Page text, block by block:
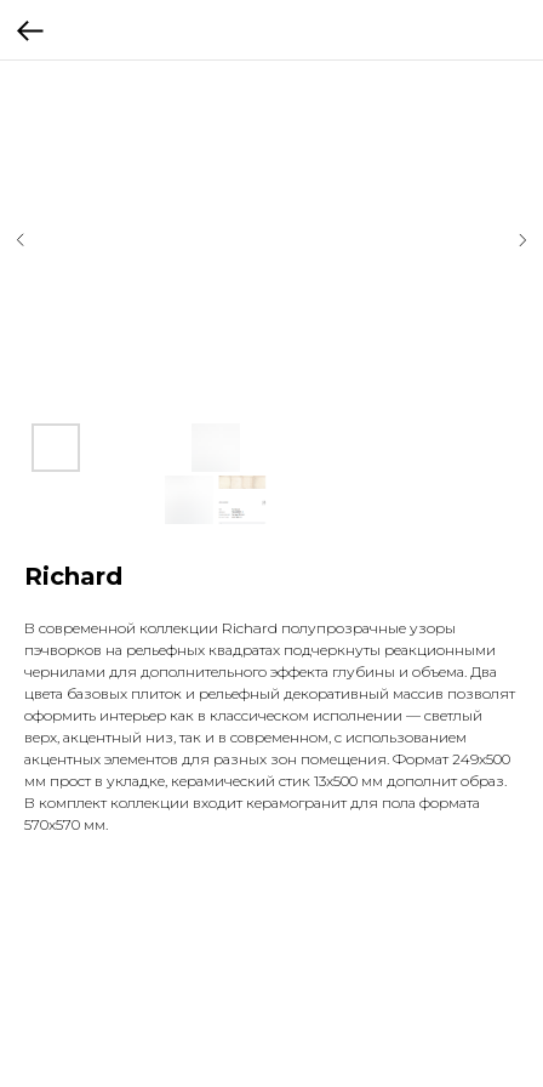
Richard
В современной коллекции Richard полупрозрачные узоры
пэчворков на рельефных квадратах подчеркнуты реакционными
чернилами для дополнительного эффекта глубины и объема. Два
цвета базовых плиток и рельефный декоративный массив позволят
оформить интерьер как в классическом исполнении — светлый
верх, акцентный низ, так и в современном, с использованием
акцентных элементов для разных зон помещения. Формат 249x500
мм прост в укладке, керамический стик 13x500 мм дополнит образ.
В комплект коллекции входит керамогранит для пола формата
570x570 мм.